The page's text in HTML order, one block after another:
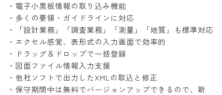
・電子小黒板情報の取り込み機能
・多くの要領・ガイドラインに対応
・「設計業務」「調査業務」「測量」「地質」も標準対応
・エクセル感覚、表形式の入力画面で効率的
・ドラッグ＆ドロップで一括登録
・図面ファイル情報入力支援
・他社ソフトで出力したXMLの取込と修正
・保守期間中は無料でバージョンアップできるので、新